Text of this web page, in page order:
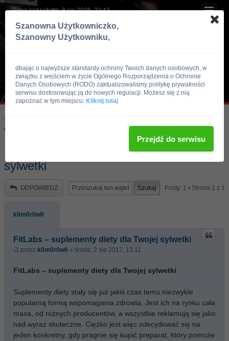
Teraz jest sobota, 8 sie 2026, 22:43
Skocz do:
Odżywki i suplementy
FitLabs – suplementy diety dla Twojej
sylwetki
ODPOWIEDZ Posty: 1 • Strona 1 z 1
k0m0r0w0
FitLabs – suplementy diety dla Twojej sylwetki
przez k0m0r0w0 » środa, 2 sie 2017, 13:11
FitLabs – suplementy diety dla Twojej sylwetki
Suplementy diety stały się już jakiś czas temu niezwykle
popularną formą wspomagania zdrowia. Jest ich na rynku cała
masa, od różnych producentów, a wszystkie reklamują się jako
nad wyraz skuteczne. Ciężko jest więc zdecydować się na
jeden konkretny, gdy pragnie się kupić preparat, który pomoże
Szanowna Użytkowniczko,
Szanowny Użytkowniku,
dbając o najwyższe standardy ochrony Twoich danych osobowych, w
związku z wejściem w życie Ogólnego Rozporządzenia o Ochronie
Danych Osobowych (RODO) zaktualizowaliśmy politykę prywatności
serwisu dostosowując ją do nowych regulacji. Możesz się z nią
zapoznać w tym miejscu: Kliknij tutaj
Przejdź do serwisu